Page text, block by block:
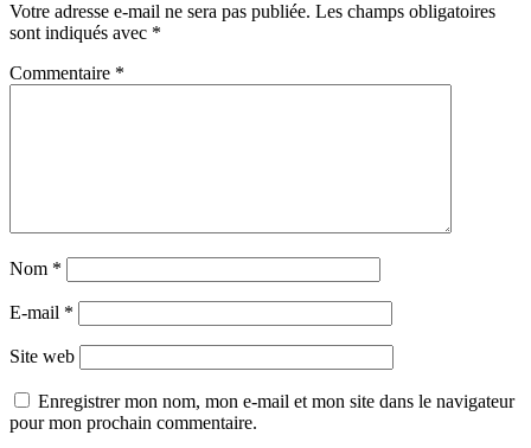
Votre adresse e-mail ne sera pas publiée. Les champs obligatoires
sont indiqués avec *
Commentaire *
Nom *
E-mail *
Site web
Enregistrer mon nom, mon e-mail et mon site dans le navigateur
pour mon prochain commentaire.